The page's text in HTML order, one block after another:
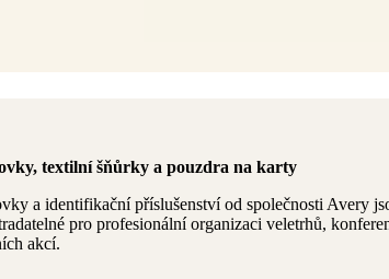
textilní šňůrky a pouzdra na karty
a identifikační příslušenství od společnosti Avery
pro profesionální organizaci veletrhů,
akcí.